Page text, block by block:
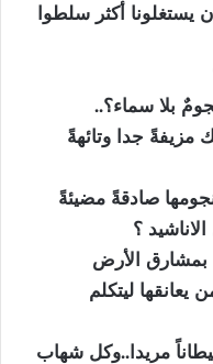
يستغلونا أكثر سلطوا
بلا سماء؟..
مزيفةً جدا وتائهةً
صادقةً مضيئةً
؟
بمشارق الأرض
يعانقها ليتكلم
مريدا..وكل شهاب